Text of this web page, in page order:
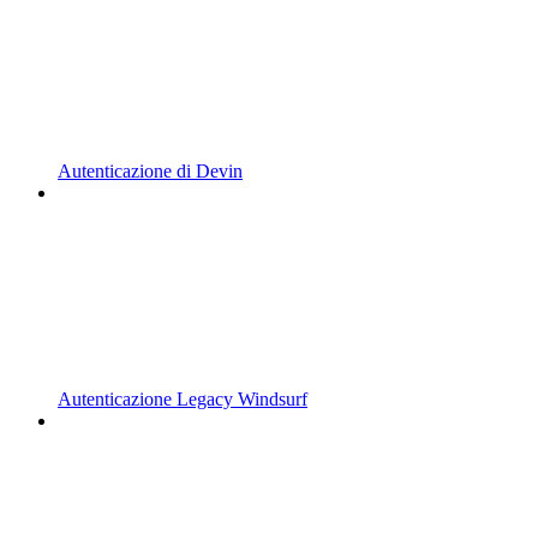
Autenticazione di Devin
Autenticazione Legacy Windsurf